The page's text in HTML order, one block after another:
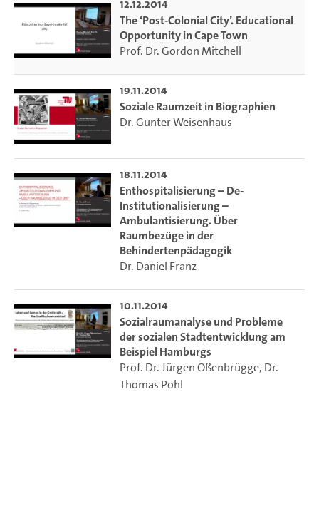
12.12.2014
The ‘Post-Colonial City’. Educational
Opportunity in Cape Town
Prof. Dr. Gordon Mitchell
19.11.2014
Soziale Raumzeit in Biographien
Dr. Gunter Weisenhaus
18.11.2014
Enthospitalisierung – De-
Institutionalisierung –
Ambulantisierung. Über
Raumbezüge in der
Behindertenpädagogik
Dr. Daniel Franz
10.11.2014
Sozialraumanalyse und Probleme
der sozialen Stadtentwicklung am
Beispiel Hamburgs
Prof. Dr. Jürgen Oßenbrügge, Dr.
Thomas Pohl